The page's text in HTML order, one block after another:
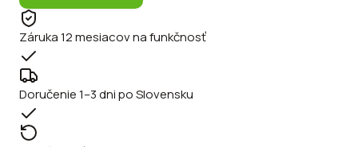
Záruka 12 mesiacov na funkčnosť
Doručenie 1–3 dni po Slovensku